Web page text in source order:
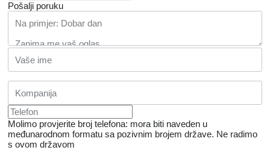
Pošalji poruku
Molimo provjerite broj telefona: mora biti naveden u
međunarodnom formatu sa pozivnim brojem države. Ne radimo
s ovom državom